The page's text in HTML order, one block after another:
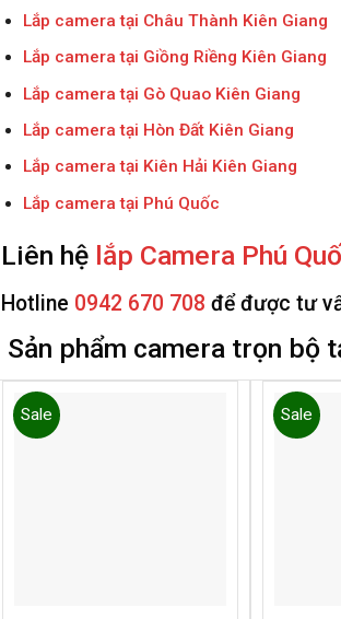
Lắp camera tại Châu Thành Kiên Giang
Lắp camera tại Giồng Riềng Kiên Giang
Lắp camera tại Gò Quao Kiên Giang
Lắp camera tại Hòn Đất Kiên Giang
Lắp camera tại Kiên Hải Kiên Giang
Lắp camera tại Phú Quốc
Liên hệ lắp Camera Phú
Hotline 0942 670 708 để được tư
Sản phẩm camera trọn bộ
Sale Sale